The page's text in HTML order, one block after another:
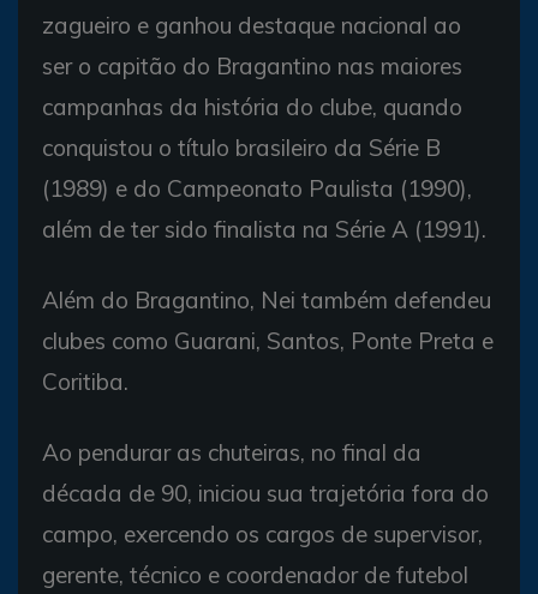
zagueiro e ganhou destaque nacional ao
ser o capitão do Bragantino nas maiores
campanhas da história do clube, quando
conquistou o título brasileiro da Série B
(1989) e do Campeonato Paulista (1990),
além de ter sido finalista na Série A (1991).
Além do Bragantino, Nei também defendeu
clubes como Guarani, Santos, Ponte Preta e
Coritiba.
Ao pendurar as chuteiras, no final da
década de 90, iniciou sua trajetória fora do
campo, exercendo os cargos de supervisor,
gerente, técnico e coordenador de futebol